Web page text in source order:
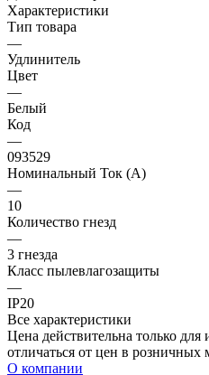
Характеристики
Тип товара
—
Удлинитель
Цвет
—
Белый
Код
—
093529
Номинальный Ток (A)
—
10
Количество гнезд
—
3 гнезда
Класс пылевлагозащиты
—
IP20
Все характеристики
Цена действительна только
отличаться от цен в розничных
О компании